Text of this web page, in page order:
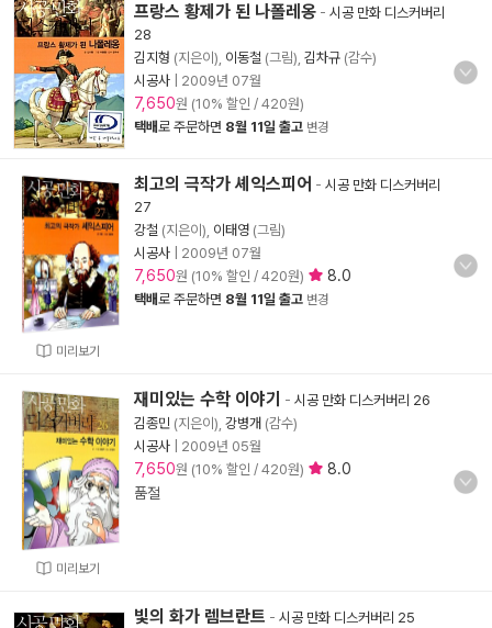
프랑스 황제가 된 나폴레옹 - 시공 만화 디스커버리
28
김지형 (지은이), 이동철 (그림), 김차규 (감수)
시공사
2009년 07월
7,650원 (10% 할인 / 420원)
택배로 주문하면 8월 11일 출고 변경
미리보기
최고의 극작가 셰익스피어 - 시공 만화 디스커버리
27
강철 (지은이), 이태영 (그림)
시공사
2009년 07월
7,650원 (10% 할인 / 420원) 8.0
택배로 주문하면 8월 11일 출고 변경
미리보기
재미있는 수학 이야기 - 시공 만화 디스커버리 26
김종민 (지은이), 강병개 (감수)
시공사
2009년 05월
7,650원 (10% 할인 / 420원)
8.0
품절
빛의 화가 렘브란트 - 시공 만화 디스커버리 25